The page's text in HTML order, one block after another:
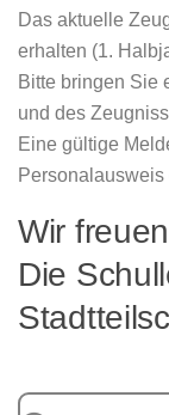
Das aktuelle
erhalten (1.
Bitte bringen Sie
und des
Eine gültige
Wir
Die